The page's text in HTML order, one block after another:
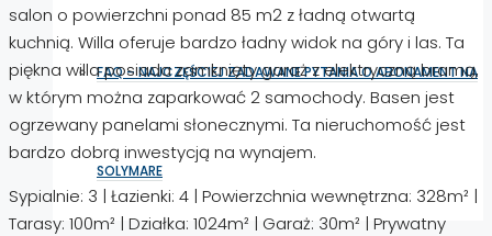
FAQ – NAJCZĘŚCIEJ ZADAWANE PYTANIA O ABONAMENT NA
SOLYMARE
salon o powierzchni ponad 85 m2 z ładną otwartą
kuchnią. Willa oferuje bardzo ładny widok na góry i las. Ta
piękna willa posiada zamknięty garaż z elektryczną bramą,
w którym można zaparkować 2 samochody. Basen jest
ogrzewany panelami słonecznymi. Ta nieruchomość jest
bardzo dobrą inwestycją na wynajem.
Sypialnie: 3 | Łazienki: 4 | Powierzchnia wewnętrzna: 328m² |
Tarasy: 100m² | Działka: 1024m² | Garaż: 30m² | Prywatny